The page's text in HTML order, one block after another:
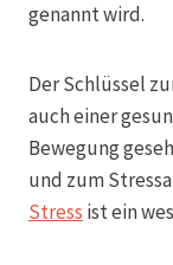
genannt wird.
Der Schlüssel
auch einer
Bewegung
und zum
Stress ist ein